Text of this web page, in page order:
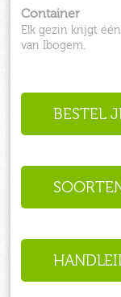
Container
Elk gezin krijgt
van Ibogem.
BESTEL